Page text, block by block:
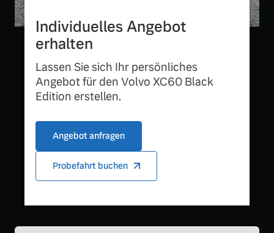
Individuelles Angebot
erhalten
Lassen Sie sich Ihr persönliches
Angebot für den Volvo XC60 Black
Edition erstellen.
Angebot anfragen
Probefahrt buchen